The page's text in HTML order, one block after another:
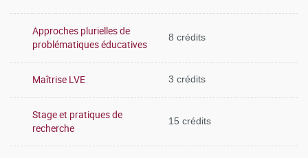
Approches plurielles de
problématiques éducatives
8 crédits
Maîtrise LVE 3 crédits
Stage et pratiques de
recherche
15 crédits